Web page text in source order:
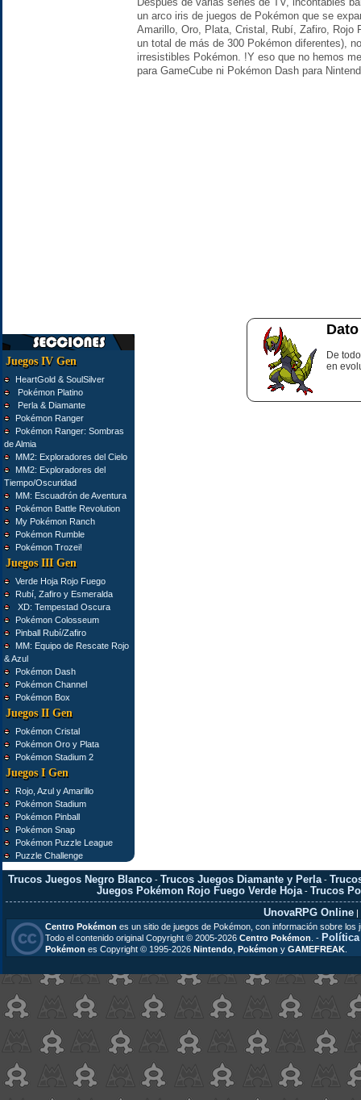
Juegos IV Gen
HeartGold & SoulSilver
Pokémon Platino
Perla & Diamante
Pokémon Ranger
Pokémon Ranger: Sombras
de Almia
MM2: Exploradores del Cielo
MM2: Exploradores del
Tiempo/Oscuridad
MM: Escuadrón de Aventura
Pokémon Battle Revolution
My Pokémon Ranch
Pokémon Rumble
Pokémon Trozei!
Juegos III Gen
Verde Hoja Rojo Fuego
Rubí, Zafiro y Esmeralda
XD: Tempestad Oscura
Pokémon Colosseum
Pinball Rubí/Zafiro
MM: Equipo de Rescate Rojo
& Azul
Pokémon Dash
Pokémon Channel
Pokémon Box
Juegos II Gen
Pokémon Cristal
Pokémon Oro y Plata
Pokémon Stadium 2
Juegos I Gen
Rojo, Azul y Amarillo
Pokémon Stadium
Pokémon Pinball
Pokémon Snap
Pokémon Puzzle League
Puzzle Challenge
un arco iris de juegos de Pokémon que se
Amarillo, Oro, Plata, Cristal, Rubí, Zafiro, Rojo
un total de más de 300 Pokémon diferentes),
irresistibles Pokémon. !Y eso que no hemos
para GameCube ni Pokémon Dash para
De
en
Trucos Juegos Negro Blanco -Trucos Juegos Diamante y Perla -
Juegos Pokémon Rojo Fuego Verde Hoja- Trucos
UnovaRPG Online|
Centro Pokémon es un sitio de juegos de Pokémon, con información sobre
Todo el contenido original Copyright © 2005-2026 Centro Pokémon . -
Pokémon es Copyright © 1995-2026 Nintendo Pokémon y GAMEFREAK